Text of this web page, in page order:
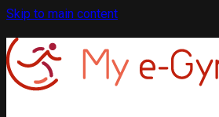
Skip to main content